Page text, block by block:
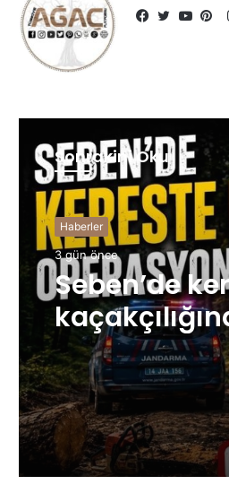
Sonrakini Oku
Haberler
3 gün önce
Seben’de
Haberler
1 hafta önce
CANLI
kâbusu
alevlerle
durum…